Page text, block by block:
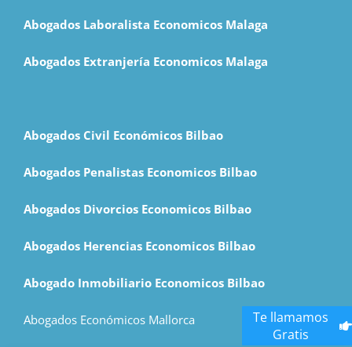
Abogados Laboralista Economicos Malaga
Abogados Extranjería Economicos Malaga
Abogados Civil Económicos Bilbao
Abogados Penalistas Economicos Bilbao
Abogados Divorcios Economicos Bilbao
Abogados Herencias Economicos Bilbao
Abogado Inmobiliario Economicos Bilbao
Abogados Económicos Mallorca
Te llamamos
Gratis